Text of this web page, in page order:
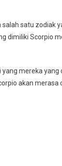
satu zodiak
dimiliki Scorpio
yang mereka
akan merasa